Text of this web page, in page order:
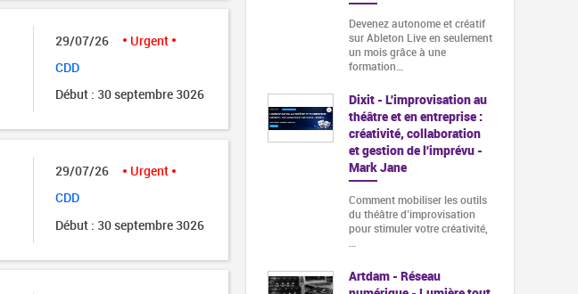
29/07/26
Urgent
CDD
Début : 30 septembre 3026
29/07/26
Urgent
CDD
Début : 30 septembre 3026
Devenez autonome et créatif
sur Ableton Live en seulement
un mois grâce à une
formation…
Dixit - L'improvisation au
théâtre et en entreprise :
créativité, collaboration
et gestion de l'imprévu -
Mark Jane
Comment mobiliser les outils
du théâtre d’improvisation
pour stimuler votre créativité,
…
Artdam - Réseau